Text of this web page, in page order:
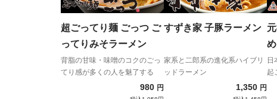
超ごってり麺 ごっつ ご
ってりみそラーメン
背脂の甘味・味噌のコクのごっ
てり感が多くの人を魅了する
980 円
すずき家 子豚ラーメン
家系と二郎系の進化系ハイブリ
ッドラーメン
1,350 円
日
起